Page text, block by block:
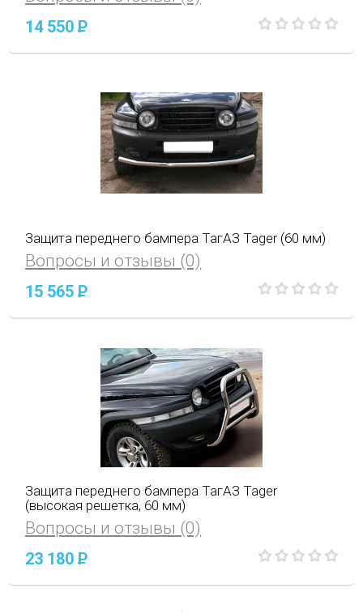
14 550P
Защита переднего бампера ТагАЗ Tager (60 мм)
Вопросы и отзывы (0)
15 565P
Защита переднего бампера ТагАЗ Tager
(высокая решетка, 60 мм)
Вопросы и отзывы (0)
23 180P